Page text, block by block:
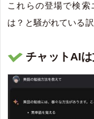
これらの登場で検
は？と騒がれている訳
チャットAI